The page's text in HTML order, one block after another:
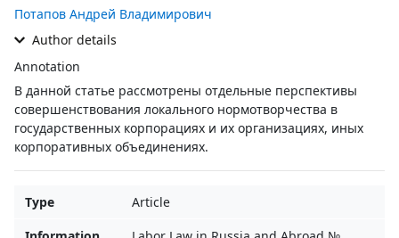
Потапов Андрей Владимирович
Author details
Annotation
В данной статье рассмотрены отдельные перспективы
совершенствования локального нормотворчества в
государственных корпорациях и их организациях, иных
корпоративных объединениях.
Type
Article